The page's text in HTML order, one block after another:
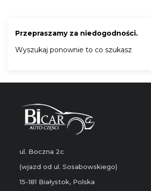
Przepraszamy za niedogodności.
Wyszukaj ponownie to co szukasz
ul. Boczna 2c
(wjazd od ul. Sosabowskiego)
15-181 Białystok, Polska